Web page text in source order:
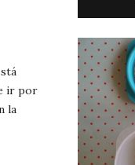
ir por
la